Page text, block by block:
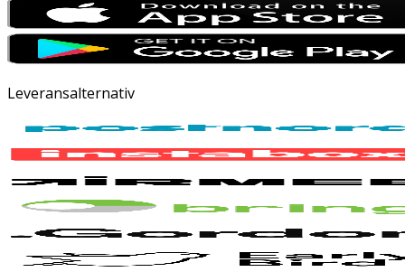
Leveransalternativ